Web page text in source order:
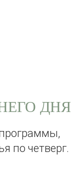
ДНЯ
по четверг.